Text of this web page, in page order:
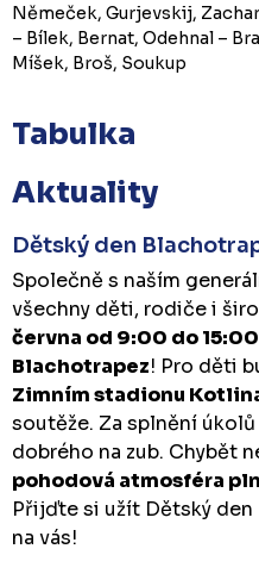
Němeček, Gurjevskij,
– Bílek, Bernat, Odehnal –
Míšek, Broš, Soukup
Tabulka
Aktuality
Dětský den
Společně s naším
všechny děti, rodiče i
června od 9:00 do
Blachotrapez! Pro děti
Zimním stadionu
soutěže. Za splnění
dobrého na zub. Chybět
pohodová atmosféra
Přijďte si užít Dětský
na vás!